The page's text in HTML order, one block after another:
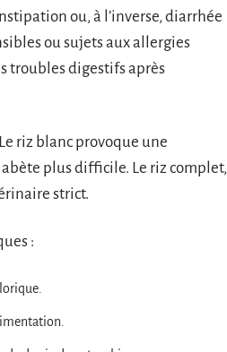
ou, à l’inverse, diarrhée
ou sujets aux allergies
troubles digestifs après
riz blanc provoque une
plus difficile. Le riz complet,
strict.
: